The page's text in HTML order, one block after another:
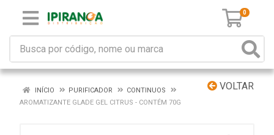
0
VOLTAR
INÍCIO PURIFICADOR
CONTINUOS
AROMATIZANTE GLADE GEL CITRUS - CONTÉM 70G